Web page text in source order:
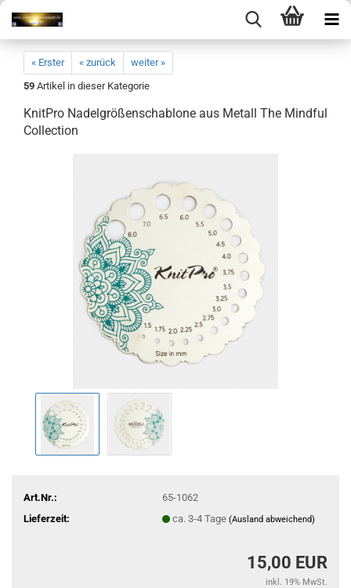
« Erster « zurück
weiter »
59 Artikel in dieser Kategorie
KnitPro Nadelgrößenschablone aus Metall The Mindful
Collection
Art.Nr.:
65-1062
Lieferzeit:
ca. 3-4 Tage (Ausland abweichend)
15,00 EUR
inkl. 19% MwSt.